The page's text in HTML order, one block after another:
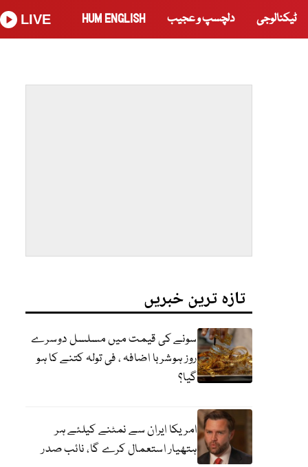
ٹیکنالوجی دلچسپ و عجیب HUM ENGLISH
LIVE
تازہ ترین خبریں
سونے کی قیمت میں مسلسل دوسرے
روز ہوشربا اضافہ ، فی تولہ کتنے کا ہو
گیا؟
امریکا ایران سے نمٹنے کیلئے ہر
ہتھیار استعمال کرے گا، نائب صدر